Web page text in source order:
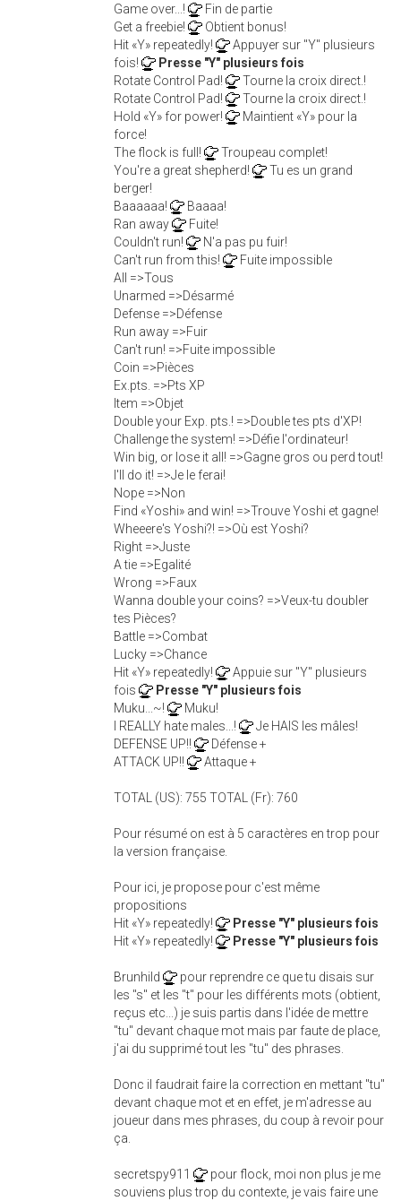
Game over...!
Fin de partie
Get a freebie!
Obtient bonus!
Hit «Y» repeatedly!
Appuyer sur "Y" plusieurs
fois!
Presse "Y" plusieurs fois
Rotate Control Pad!
Tourne la croix direct.!
Rotate Control Pad!
Tourne la croix direct.!
Hold «Y» for power!
Maintient «Y» pour la
force!
The flock is full!
Troupeau complet!
You're a great shepherd!
Tu es un grand
berger!
Baaaaaa!
Baaaa!
Ran away
Fuite!
Couldn't run!
N'a pas pu fuir!
Can't run from this!
Fuite impossible
All =>Tous
Unarmed =>Désarmé
Defense =>Défense
Run away =>Fuir
Can't run! =>Fuite impossible
Coin =>Pièces
Ex.pts. =>Pts XP
Item =>Objet
Double your Exp. pts.! =>Double tes pts d'XP!
Challenge the system! =>Défie l'ordinateur!
Win big, or lose it all! =>Gagne gros ou perd tout!
I'll do it! =>Je le ferai!
Nope =>Non
Find «Yoshi» and win! =>Trouve Yoshi et gagne!
Wheeere's Yoshi?! =>Où est Yoshi?
Right =>Juste
A tie =>Egalité
Wrong =>Faux
Wanna double your coins? =>Veux-tu doubler
tes Pièces?
Battle =>Combat
Lucky =>Chance
Hit «Y» repeatedly!
Appuie sur "Y" plusieurs
fois
Presse "Y" plusieurs fois
Muku...~!
Muku!
I REALLY hate males...!
Je HAIS les mâles!
DEFENSE UP!!
Défense +
ATTACK UP!!
Attaque +
TOTAL (US): 755 TOTAL (Fr): 760
Pour résumé on est à 5 caractères en trop pour
la version française.
Pour ici, je propose pour c'est même
propositions
Hit «Y» repeatedly!
Presse "Y" plusieurs fois
Hit «Y» repeatedly!
Presse "Y" plusieurs fois
Brunhild
pour reprendre ce que tu disais sur
les "s" et les "t" pour les différents mots (obtient,
reçus etc...) je suis partis dans l'idée de mettre
"tu" devant chaque mot mais par faute de place,
j'ai du supprimé tout les "tu" des phrases.
Donc il faudrait faire la correction en mettant "tu"
devant chaque mot et en effet, je m'adresse au
joueur dans mes phrases, du coup à revoir pour
ça.
secretspy911
pour flock, moi non plus je me
souviens plus trop du contexte, je vais faire une